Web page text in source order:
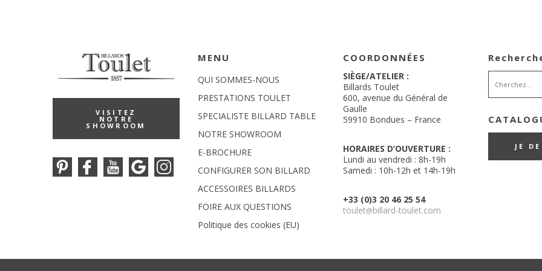
VISITEZ
NOTRE
SHOWROOM
MENU
QUI SOMMES-NOUS
PRESTATIONS TOULET
SPECIALISTE BILLARD TABLE
NOTRE SHOWROOM
E-BROCHURE
CONFIGURER SON BILLARD
ACCESSOIRES BILLARDS
FOIRE AUX QUESTIONS
Politique des cookies (EU)
COORDONNÉES
SIÈGE/ATELIER :
Billards Toulet
600, avenue du Général de
Gaulle
59910 Bondues – France
HORAIRES D’OUVERTURE :
Lundi au vendredi : 8h-19h
Samedi : 10h-12h et 14h-19h
+33 (0)3 20 46 25 54
toulet@billard-toulet.com
JE